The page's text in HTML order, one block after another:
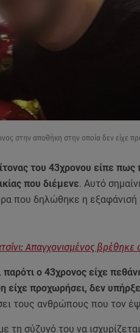
στην αποθήκη στην οποία δεν είχε
του 43χρονου είπε πως
που διέμενε. Αυτό
που δηλώθηκε η εξαφάνισή
Απαγχονισμένος βρέθηκε
παρότι ο 43χρονος είχε
είχε προχωρήσει, δεν
τους ανθρώπους που τον
τη σύζυγό του να